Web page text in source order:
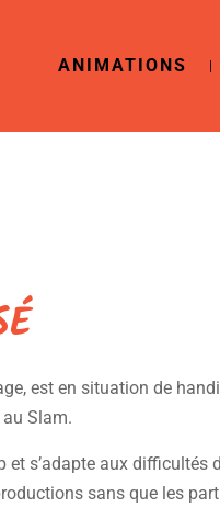
ANIMATIONS
est en situation de
Slam.
s’adapte aux difficultés
sans que les